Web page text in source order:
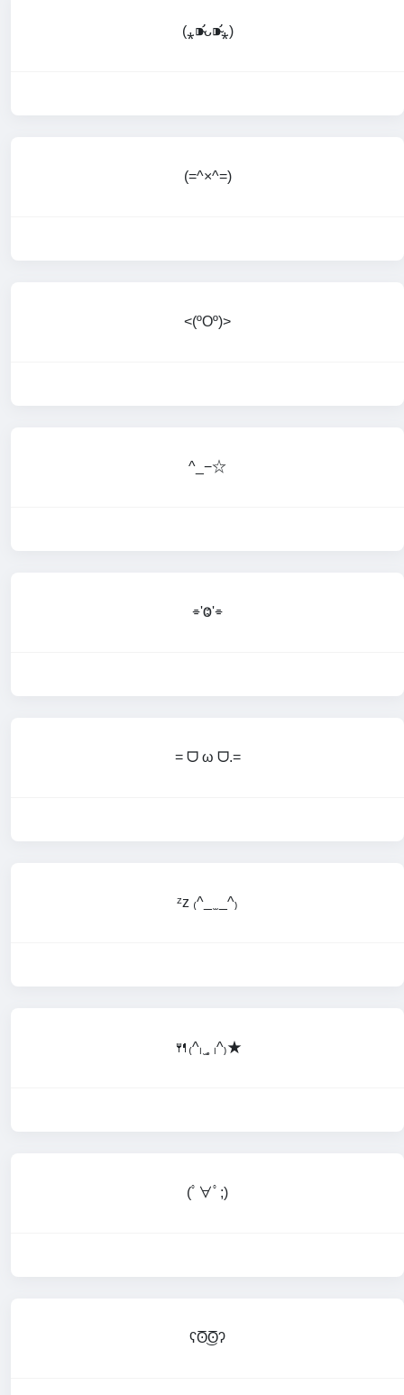
(⁎⁍̴̛ᴗ⁍̴̛⁎)
(=^×^=)
<(ºOº)>
^_−☆
⌯'Ⱉ'⌯
= ᗜ ω ᗜ.=
ᶻz ₍^_ ̫ _^₎
🍴₍^ₗ ̫˳ ₗ^₎★
(ﾟ∀ﾟ;)
ʕʘ̅͜ʘ̅ʔ